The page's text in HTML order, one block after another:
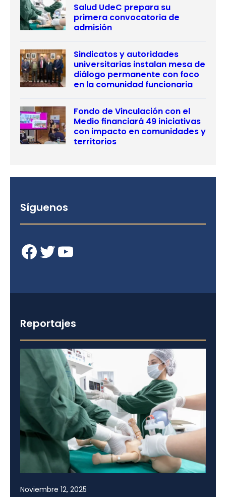
Salud UdeC prepara su
primera convocatoria de
admisión
Sindicatos y autoridades
universitarias instalan mesa de
diálogo permanente con foco
en la comunidad funcionaria
Fondo de Vinculación con el
Medio financiará 49 iniciativas
con impacto en comunidades y
territorios
Síguenos
Facebook Twitter YouTube
Reportajes
Noviembre 12, 2025